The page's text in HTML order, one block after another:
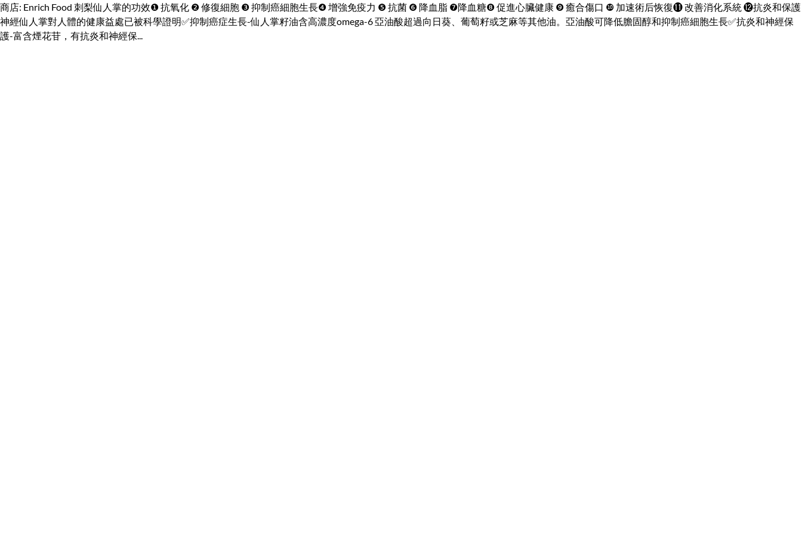
商店: Enrich Food 刺梨仙人掌的功效❶ 抗氧化 ❷ 修復細胞 ❸ 抑制癌細胞生長❹ 增強免疫力 ❺ 抗菌 ❻ 降血脂 ❼降血糖❽ 促進心臟健康 ❾ 癒合傷口 ❿ 加速術后恢復⓫ 改善消化系統 ⓬抗炎和保護
神經仙人掌對人體的健康益處已被科學證明✅抑制癌症生長-仙人掌籽油含高濃度omega-6 亞油酸超過向日葵、葡萄籽或芝麻等其他油。亞油酸可降低膽固醇和抑制癌細胞生長✅抗炎和神經保
護-富含煙花苷，有抗炎和神經保...